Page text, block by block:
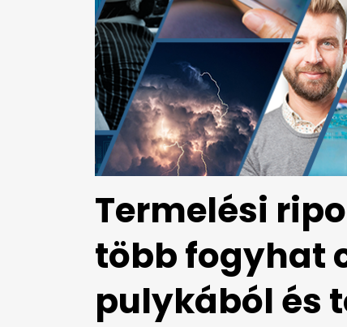
Termelési
több fogyhat
pulykából és